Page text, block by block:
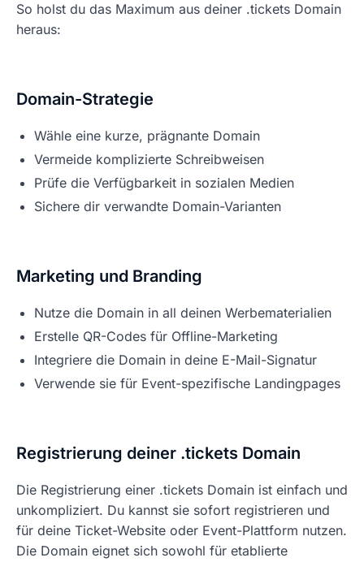
So holst du das Maximum aus deiner .tickets Domain
heraus:
Domain-Strategie
Wähle eine kurze, prägnante Domain
Vermeide komplizierte Schreibweisen
Prüfe die Verfügbarkeit in sozialen Medien
Sichere dir verwandte Domain-Varianten
Marketing und Branding
Nutze die Domain in all deinen Werbematerialien
Erstelle QR-Codes für Offline-Marketing
Integriere die Domain in deine E-Mail-Signatur
Verwende sie für Event-spezifische Landingpages
Registrierung deiner .tickets Domain
Die Registrierung einer .tickets Domain ist einfach und
unkompliziert. Du kannst sie sofort registrieren und
für deine Ticket-Website oder Event-Plattform nutzen.
Die Domain eignet sich sowohl für etablierte